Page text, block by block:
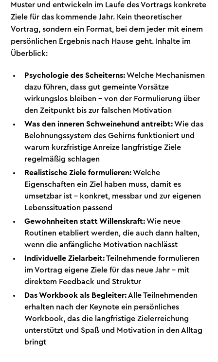
Muster und entwickeln im Laufe des Vortrags konkrete
Ziele für das kommende Jahr. Kein theoretischer
Vortrag, sondern ein Format, bei dem jeder mit einem
persönlichen Ergebnis nach Hause geht. Inhalte im
Überblick:
Psychologie des Scheiterns:Welche Mechanismen
dazu führen, dass gut gemeinte Vorsätze
wirkungslos bleiben – von der Formulierung über
den Zeitpunkt bis zur falschen Motivation
Was den inneren Schweinehund antreibt:Wie das
Belohnungssystem des Gehirns funktioniert und
warum kurzfristige Anreize langfristige Ziele
regelmäßig schlagen
Realistische Ziele formulieren:Welche
Eigenschaften ein Ziel haben muss, damit es
umsetzbar ist – konkret, messbar und zur eigenen
Lebenssituation passend
Gewohnheiten statt Willenskraft:Wie neue
Routinen etabliert werden, die auch dann halten,
wenn die anfängliche Motivation nachlässt
Individuelle Zielarbeit:Teilnehmende formulieren
im Vortrag eigene Ziele für das neue Jahr – mit
direktem Feedback und Struktur
Das Workbook als Begleiter: Alle Teilnehmenden
erhalten nach der Keynote ein persönliches
Workbook, das die langfristige Zielerreichung
unterstützt und Spaß und Motivation in den Alltag
bringt